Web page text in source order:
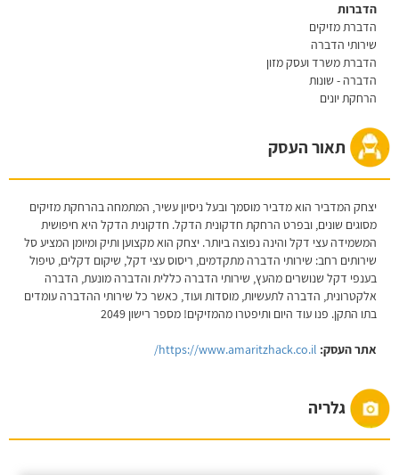
הדברות
הדברת מזיקים
שירותי הדברה
הדברת משרד ועסק מזון
הדברה - שונות
הרחקת יונים
תאור העסק
יצחק המדביר הוא מדביר מוסמך ובעל ניסיון עשיר, המתמחה בהרחקת מזיקים
מסוגים שונים, ובפרט הרחקת חדקונית הדקל. חדקונית הדקל היא חיפושית
המשמידה עצי דקל והינה נפוצה ביותר. יצחק הוא מקצוען ותיק ומיומן המציע סל
שירותים רחב: שירותי הדברה מתקדמים, ריסוס עצי דקל, שיקום דקלים, טיפול
בענפי דקל שנושרים מהעץ, שירותי הדברה כללית והדברה מונעת, הדברה
אלקטרונית, הדברה לתעשיות, מוסדות ועוד, כאשר כל שירותי ההדברה עומדים
בתו התקן. פנו עוד היום ותיפטרו מהמזיקים! מספר רישון 2049
אתר העסק: https://www.amaritzhack.co.il/
גלריה